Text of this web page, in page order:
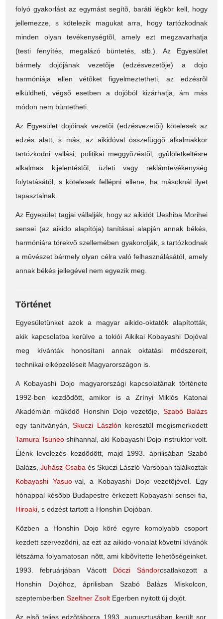
folyó gyakorlást az egymást segítõ, baráti légkör kell, hogy
jellemezze, s kötelezik magukat arra, hogy tartózkodnak
minden olyan tevékenységtõl, amely ezt megzavarhatja
(testi fenyítés, megalázó büntetés, stb.). Az Egyesület
bármely dojójának vezetõje (edzésvezetõje) a dojo
harmóniája ellen vétõket figyelmeztetheti, az edzésrõl
elküldheti, végsõ esetben a dojóból kizárhatja, ám más
módon nem büntetheti.
Az Egyesület dojóinak vezetõi (edzésvezetõi) kötelesek az
edzés alatt, s más, az aikidóval összefüggõ alkalmakkor
tartózkodni vallási, politikai meggyõzéstõl, gyûlöletkeltésre
alkalmas kijelentéstõl, üzleti vagy reklámtevékenység
folytatásától, s kötelesek fellépni ellene, ha másoknál ilyet
tapasztalnak.
Az Egyesület tagjai vállalják, hogy az aikidót Ueshiba Morihei
sensei (az aikido alapítója) tanításai alapján annak békés,
harmóniára törekvõ szellemében gyakorolják, s tartózkodnak
a mûvészet bármely olyan célra való felhasználásától, amely
annak békés jellegével nem egyezik meg.
Történet
Egyesületünket azok a magyar aikido-oktatók alapították,
akik kapcsolatba kerülve a tokiói Aikikai Kobayashi Dojóval
meg kívánták honosítani annak oktatási módszereit,
technikai elképzeléseit Magyarországon is.
A Kobayashi Dojo magyarországi kapcsolatának története
1992-ben kezdõdött, amikor is a Zrínyi Miklós Katonai
Akadémián mûködõ Honshin Dojo vezetõje, Szabó Balázs
egy tanítványán,Skuczi Lászlón keresztül megismerkedett
Tamura Tsuneo shihannal, aki Kobayashi Dojo instruktor volt.
Élénk levelezés kezdõdött, majd 1993. áprilisában Szabó
Balázs,Juhász Csabaés Skuczi László Varsóban találkoztak
Kobayashi Yasuo-val, a Kobayashi Dojo vezetõjével. Egy
hónappal késõbb Budapestre érkezett Kobayashi sensei fia,
Hiroaki, s edzést tartott a Honshin Dojóban.
Közben a Honshin Dojo köré egyre komolyabb csoport
kezdett szervezõdni, az ezt az aikido-vonalat követni kívánók
létszáma folyamatosan nõtt, ami kibõvítette lehetõségeinket.
1993. februárjában Vácott Dóczi Sándorcsatlakozott a
Honshin Dojóhoz, áprilisban Szabó Balázs Miskolcon,
szeptemberbenSzeltner Zsolt Egerben nyitott új dojót.
Az elsõ teljes edzõtáborra 1993. augusztusában került sor,